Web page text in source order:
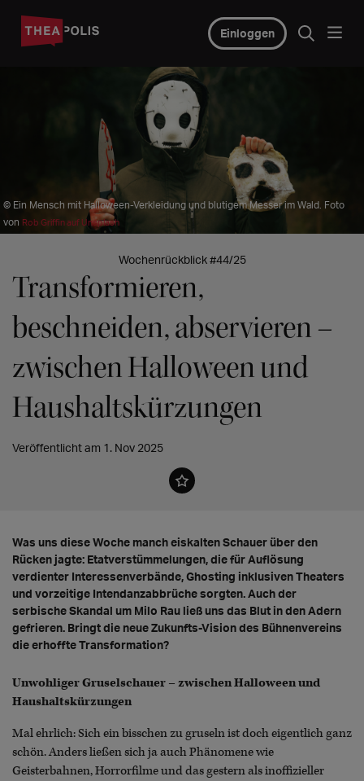
Einloggen
© Ein Mensch mit Halloween-Verkleidung und blutigem Messer im Wald. Foto
von Rob Griffin auf Unsplash
Wochenrückblick #44/25
Transformieren,
beschneiden, abservieren –
zwischen Halloween und
Haushaltskürzungen
Veröffentlicht am 1. Nov 2025
Was uns diese Woche manch eiskalten Schauer über den
Rücken jagte: Etatverstümmelungen, die für Auflösung
verdienter Interessenverbände, Ghosting inklusiven Theaters
und vorzeitige Intendanzabbrüche sorgten. Auch der
serbische Skandal um Milo Rau ließ uns das Blut in den Adern
gefrieren. Bringt die neue Zukunfts-Vision des Bühnenvereins
die erhoffte Transformation?
Unwohliger Gruselschauer – zwischen Halloween und
Haushaltskürzungen
Mal ehrlich: Sich ein bisschen zu gruseln ist doch eigentlich ganz
schön. Anders ließen sich ja auch Phänomene wie
Geisterbahnen, Horrorfilme und das gestern als inoffizieller